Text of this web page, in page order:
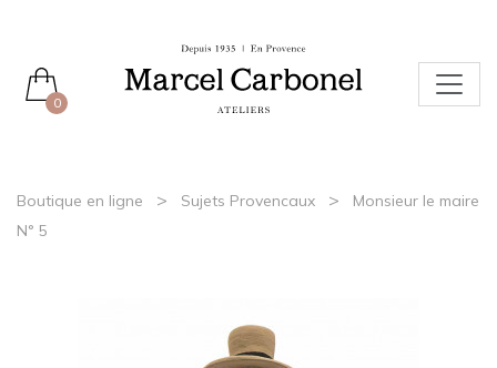
0
Boutique en ligne > Sujets Provencaux >
Monsieur le maire
N° 5